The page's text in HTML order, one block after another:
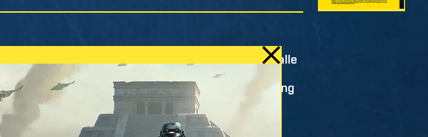
ist Night City erstaunlich gut begehbar. Fast alle
heißt natürlich nicht, dass es die schnellste,
ist. Hier eine kurze Zusammenfassung